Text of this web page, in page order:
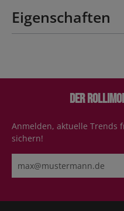
Eigenschaften
Der
Anmelden, aktuelle Trends
sichern!